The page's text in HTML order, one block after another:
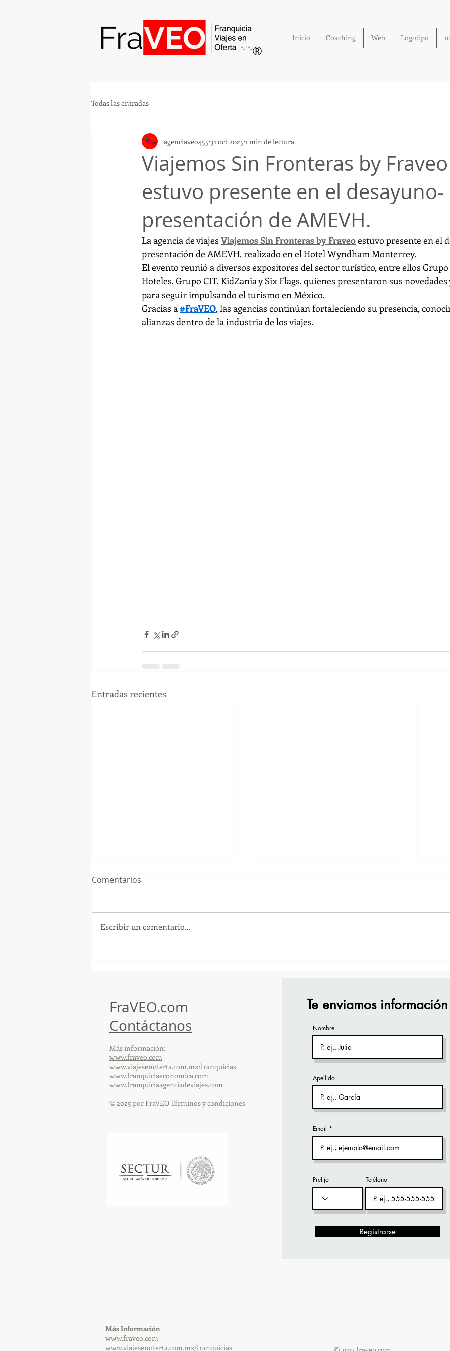
®
Inicio Coaching Web Logotipo
Todas las entradas
Viajemos Sin Fronteras by Fraveo
estuvo presente en el desayuno-
presentación de AMEVH.
agenciaveo455 31 oct 2025 1 min de lectura
La agencia de viajes Viajemos Sin Fronteras by Fraveo estuvo presente en el
presentación de AMEVH, realizado en el Hotel Wyndham Monterrey.
El evento reunió a diversos expositores del sector turístico, entre ellos
Hoteles, Grupo CIT, KidZania y Six Flags, quienes presentaron sus
para seguir impulsando el turismo en México.
Gracias a #FraVEO, las agencias continúan fortaleciendo su presencia,
alianzas dentro de la industria de los viajes.
Entradas recientes
Comentarios
Escribir un comentario...
FraVEO.com
Contáctanos
Más información:
www.fraveo.com
www.viajesenoferta.com.mx/franquicias
www.franquiciaeconomica.com
www.franquiciaagenciadeviajes.com
© 2025 por FraVEO Términos y condiciones
Te enviamos información
Nombre
Apellido
Email
Prefijo Teléfono
Registrarse
​Más Información
www.fraveo.com
www.viajesenoferta.com.mx/franquicias